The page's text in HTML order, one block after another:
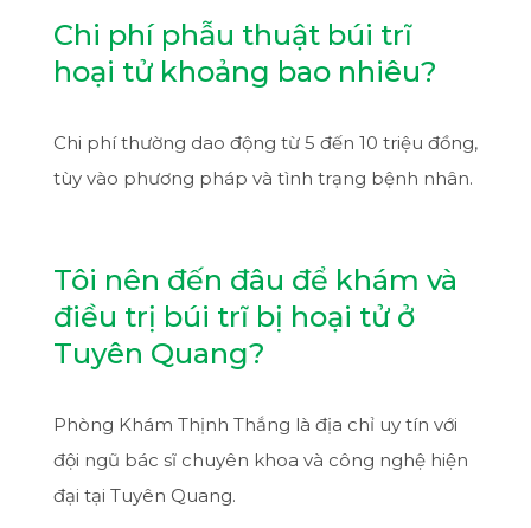
Chi phí phẫu thuật búi trĩ
hoại tử khoảng bao nhiêu?
Chi phí thường dao động từ 5 đến 10 triệu đồng,
tùy vào phương pháp và tình trạng bệnh nhân.
Tôi nên đến đâu để khám và
điều trị búi trĩ bị hoại tử ở
Tuyên Quang?
Phòng Khám Thịnh Thắng là địa chỉ uy tín với
đội ngũ bác sĩ chuyên khoa và công nghệ hiện
đại tại Tuyên Quang.